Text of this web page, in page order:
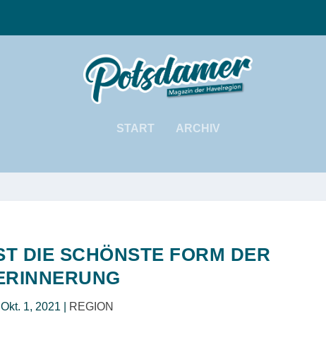
START ARCHIV
DIE SCHÖNSTE FORM DER
Okt. 1, 2021 REGION